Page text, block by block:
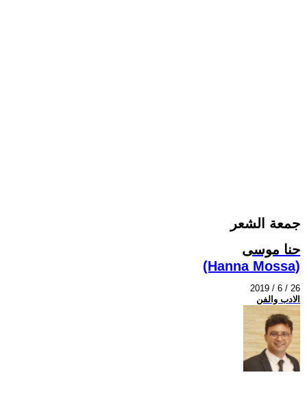
جمعة الشعر
حنا موسى
(Hanna Mossa)
2019 / 6 / 26
الادب والفن